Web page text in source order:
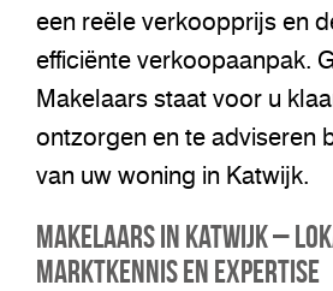
een reële verkoopprijs en
efficiënte verkoopaanpak.
Makelaars staat voor u
ontzorgen en te adviseren
van uw woning in Katwijk.
Makelaars in Katwijk –
Marktkennis en Expertise